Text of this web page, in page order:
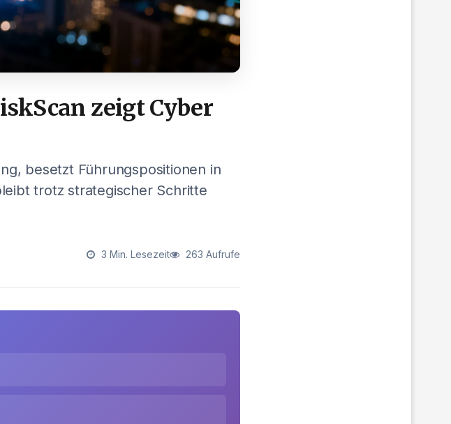
zeigt Cyber
besetzt Führungspositionen in
trotz strategischer Schritte
3 Min. Lesezeit 263 Aufrufe